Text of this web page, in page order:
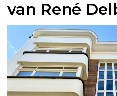
van René